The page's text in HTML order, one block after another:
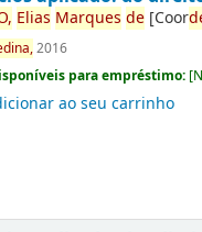
Elias Marques de [Coor
2016
para empréstimo: [
ao seu carrinho